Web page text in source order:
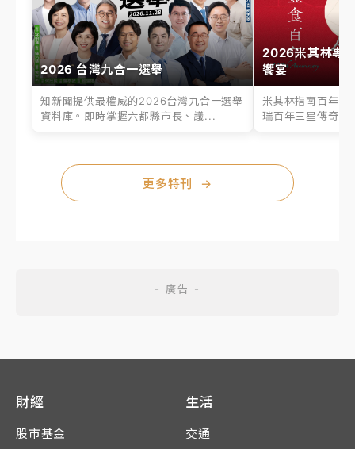
2026 台灣九合一選舉
知新聞提供最權威的2026台灣九合一選舉
資料庫。即時掌握六都縣市長、議...
2026米其林專
饗宴
米其林指南百年之
瑞百年三星傳奇、
更多特刊 →
財經
股市基金
生活
交通